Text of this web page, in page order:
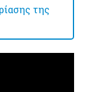
της